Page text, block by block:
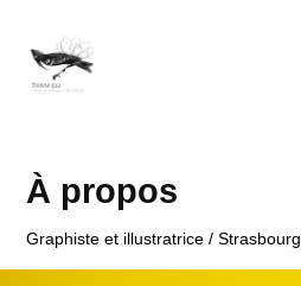
À propos
Graphiste et illustratrice / Strasbourg